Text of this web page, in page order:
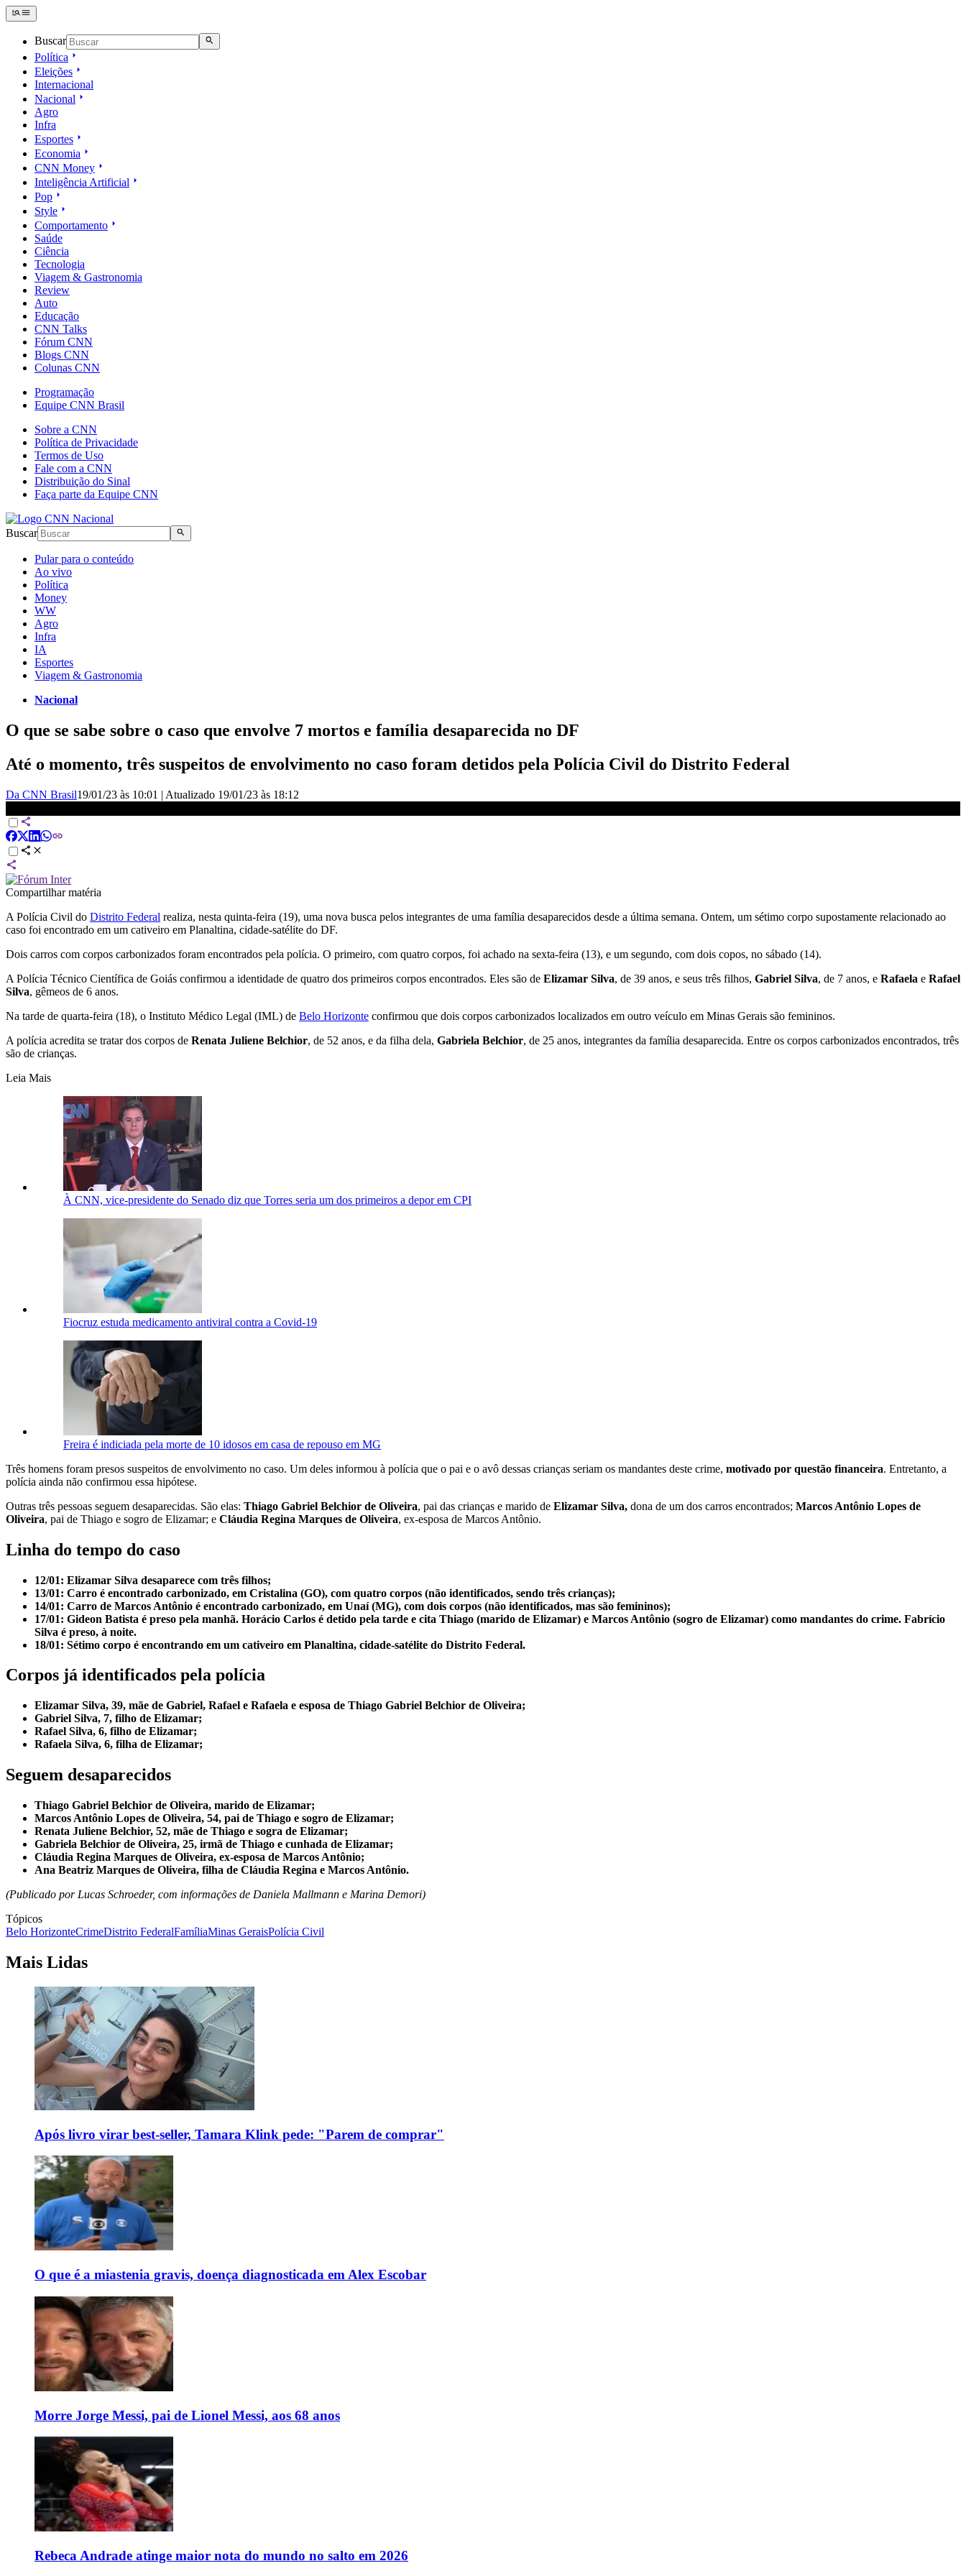
Buscar
Política
Eleições
Internacional
Nacional
Agro
Infra
Esportes
Economia
CNN Money
Inteligência Artificial
Pop
Style
Comportamento
Saúde
Ciência
Tecnologia
Viagem & Gastronomia
Review
Auto
Educação
CNN Talks
Fórum CNN
Blogs CNN
Colunas CNN
Programação
Equipe CNN Brasil
Sobre a CNN
Política de Privacidade
Termos de Uso
Fale com a CNN
Distribuição do Sinal
Faça parte da Equipe CNN
Buscar
Pular para o conteúdo
Ao vivo
Política
Money
WW
Agro
Infra
IA
Esportes
Viagem & Gastronomia
Nacional
O que se sabe sobre o caso que envolve 7 mortos e família desaparecida no DF
Até o momento, três suspeitos de envolvimento no caso foram detidos pela Polícia Civil do Distrito Federal
Da CNN Brasil19/01/23 às 10:01 | Atualizado 19/01/23 às 18:12
Compartilhar matéria
A Polícia Civil do Distrito Federal realiza, nesta quinta-feira (19), uma nova busca pelos integrantes de uma família desaparecidos desde a última semana. Ontem, um sétimo corpo supostamente relacionado ao
caso foi encontrado em um cativeiro em Planaltina, cidade-satélite do DF.
Dois carros com corpos carbonizados foram encontrados pela polícia. O primeiro, com quatro corpos, foi achado na sexta-feira (13), e um segundo, com dois copos, no sábado (14).
A Polícia Técnico Científica de Goiás confirmou a identidade de quatro dos primeiros corpos encontrados. Eles são de Elizamar Silva, de 39 anos, e seus três filhos, Gabriel Silva, de 7 anos, e Rafaela e Rafael
Silva, gêmeos de 6 anos.
Na tarde de quarta-feira (18), o Instituto Médico Legal (IML) de Belo Horizonte confirmou que dois corpos carbonizados localizados em outro veículo em Minas Gerais são femininos.
A polícia acredita se tratar dos corpos de Renata Juliene Belchior, de 52 anos, e da filha dela, Gabriela Belchior, de 25 anos, integrantes da família desaparecida. Entre os corpos carbonizados encontrados, três
são de crianças.
Leia Mais
À CNN, vice-presidente do Senado diz que Torres seria um dos primeiros a depor em CPI
Fiocruz estuda medicamento antiviral contra a Covid-19
Freira é indiciada pela morte de 10 idosos em casa de repouso em MG
Três homens foram presos suspeitos de envolvimento no caso. Um deles informou à polícia que o pai e o avô dessas crianças seriam os mandantes deste crime, motivado por questão financeira. Entretanto, a
polícia ainda não confirmou essa hipótese.
Outras três pessoas seguem desaparecidas. São elas: Thiago Gabriel Belchior de Oliveira, pai das crianças e marido de Elizamar Silva, dona de um dos carros encontrados; Marcos Antônio Lopes de
Oliveira, pai de Thiago e sogro de Elizamar; e Cláudia Regina Marques de Oliveira, ex-esposa de Marcos Antônio.
Linha do tempo do caso
12/01: Elizamar Silva desaparece com três filhos;
13/01: Carro é encontrado carbonizado, em Cristalina (GO), com quatro corpos (não identificados, sendo três crianças);
14/01: Carro de Marcos Antônio é encontrado carbonizado, em Unaí (MG), com dois corpos (não identificados, mas são femininos);
17/01: Gideon Batista é preso pela manhã. Horácio Carlos é detido pela tarde e cita Thiago (marido de Elizamar) e Marcos Antônio (sogro de Elizamar) como mandantes do crime. Fabrício
Silva é preso, à noite.
18/01: Sétimo corpo é encontrando em um cativeiro em Planaltina, cidade-satélite do Distrito Federal.
Corpos já identificados pela polícia
Elizamar Silva, 39, mãe de Gabriel, Rafael e Rafaela e esposa de Thiago Gabriel Belchior de Oliveira;
Gabriel Silva, 7, filho de Elizamar;
Rafael Silva, 6, filho de Elizamar;
Rafaela Silva, 6, filha de Elizamar;
Seguem desaparecidos
Thiago Gabriel Belchior de Oliveira, marido de Elizamar;
Marcos Antônio Lopes de Oliveira, 54, pai de Thiago e sogro de Elizamar;
Renata Juliene Belchior, 52, mãe de Thiago e sogra de Elizamar;
Gabriela Belchior de Oliveira, 25, irmã de Thiago e cunhada de Elizamar;
Cláudia Regina Marques de Oliveira, ex-esposa de Marcos Antônio;
Ana Beatriz Marques de Oliveira, filha de Cláudia Regina e Marcos Antônio.
(Publicado por Lucas Schroeder, com informações de Daniela Mallmann e Marina Demori)
Tópicos
Belo HorizonteCrimeDistrito FederalFamíliaMinas GeraisPolícia Civil
Mais Lidas
Após livro virar best-seller, Tamara Klink pede: "Parem de comprar"
O que é a miastenia gravis, doença diagnosticada em Alex Escobar
Morre Jorge Messi, pai de Lionel Messi, aos 68 anos
Rebeca Andrade atinge maior nota do mundo no salto em 2026